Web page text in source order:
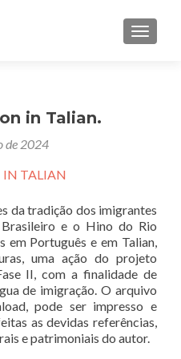
in Talian.
de 2024
IN TALIAN
da tradição dos imigrantes
e o Hino do Rio
em Português e em Talian,
uma ação do projeto
II, com a finalidade de
de imigração. O arquivo
pode ser impresso e
as devidas referências,
e patrimoniais do autor.